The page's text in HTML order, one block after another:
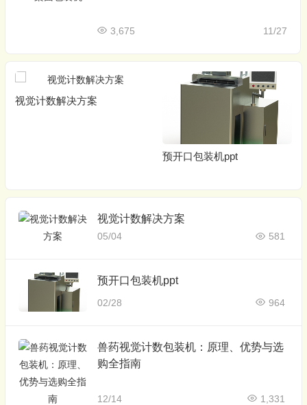
11/27
3,675
视觉计数解决方案
预开口包装机ppt
视觉计数解决方案
05/04 581
预开口包装机ppt
02/28 964
兽药视觉计数包装机：原理、优势与选
购全指南
12/14 1,331